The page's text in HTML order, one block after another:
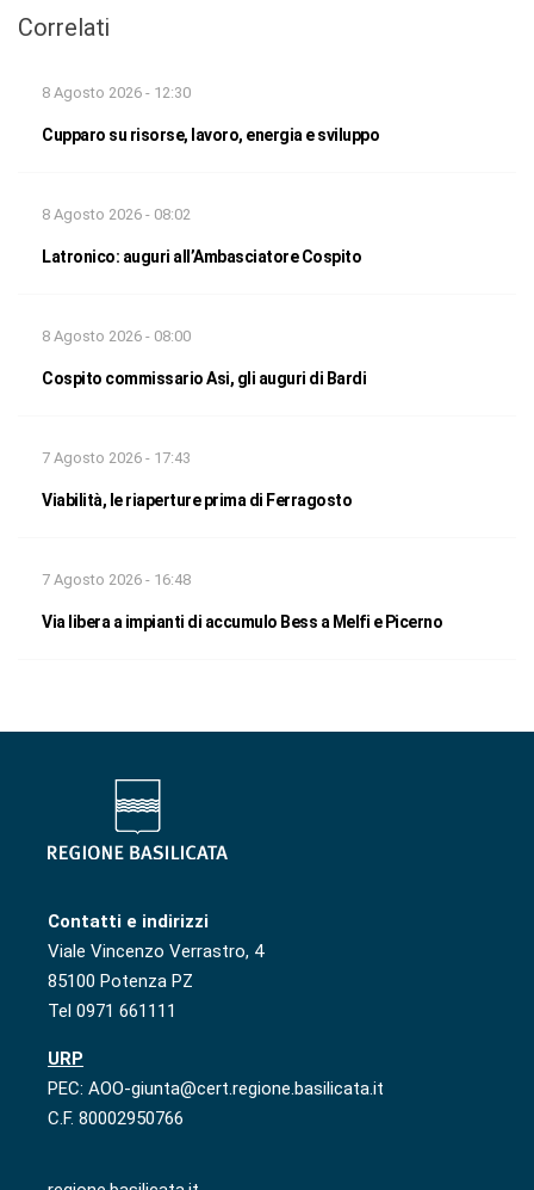
Correlati
8 Agosto 2026 - 12:30
Cupparo su risorse, lavoro, energia e sviluppo
8 Agosto 2026 - 08:02
Latronico: auguri all’Ambasciatore Cospito
8 Agosto 2026 - 08:00
Cospito commissario Asi, gli auguri di Bardi
7 Agosto 2026 - 17:43
Viabilità, le riaperture prima di Ferragosto
7 Agosto 2026 - 16:48
Via libera a impianti di accumulo Bess a Melfi e Picerno
Contatti e indirizzi
Viale Vincenzo Verrastro, 4
85100 Potenza PZ
Tel 0971 661111
URP
PEC: AOO-giunta@cert.regione.basilicata.it
C.F. 80002950766